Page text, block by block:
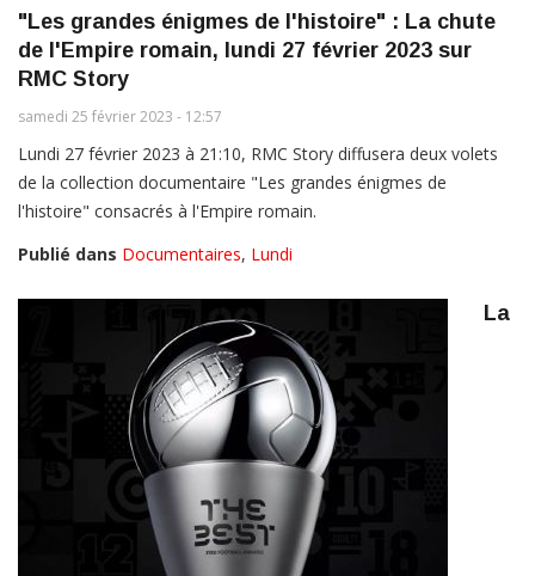
"Les grandes énigmes de l'histoire" : La chute
de l'Empire romain, lundi 27 février 2023 sur
RMC Story
samedi 25 février 2023 - 12:57
Lundi 27 février 2023 à 21:10, RMC Story diffusera deux volets
de la collection documentaire "Les grandes énigmes de
l'histoire" consacrés à l'Empire romain.
Publié dans Documentaires, Lundi
La